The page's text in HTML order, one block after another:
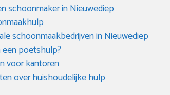
schoonmaker in Nieuwediep
schoonmaakbedrijven in Nieuwediep
poetshulp?
voor kantoren
over huishoudelijke hulp